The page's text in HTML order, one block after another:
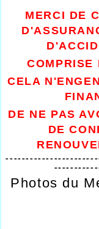
MERCI DE
COMPRISE
CELA
DE NE PAS
DE
Photos du